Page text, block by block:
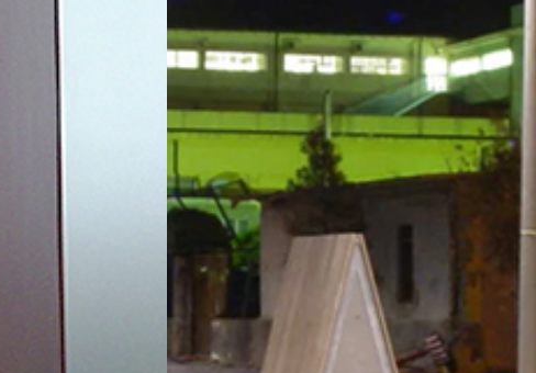
"
04. Lavoro pubblico
Progettazione fascia di rispetto di Prà